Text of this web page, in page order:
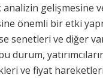
gelişmesine
önemli bir etki
senetleri ve diğer
durum,
ve fiyat